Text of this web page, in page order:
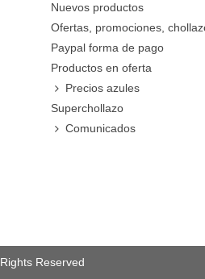
Nuevos productos
Ofertas, promociones,
Paypal forma de pago
Productos en oferta
Precios azules
Superchollazo
Comunicados
Reserved